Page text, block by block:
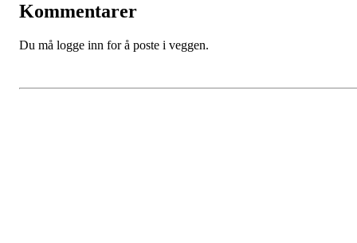
Kommentarer
Du må logge inn for å poste i veggen.